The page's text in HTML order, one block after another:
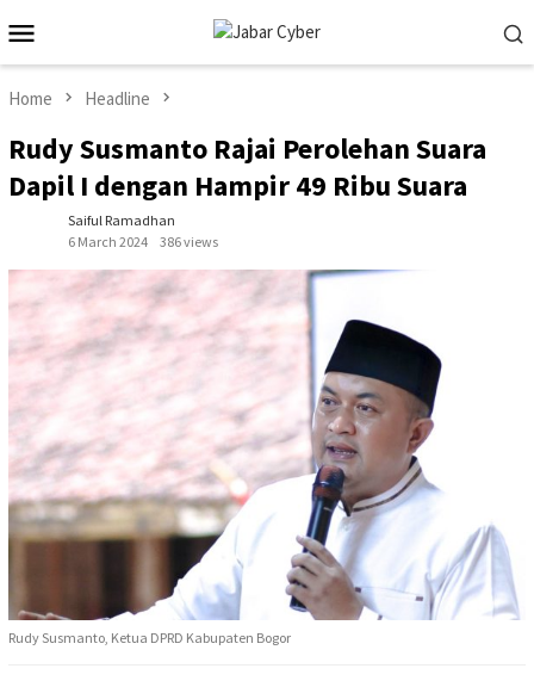
to
contentMenu
Home Headline
Rudy Susmanto Rajai Perolehan Suara
Dapil I dengan Hampir 49 Ribu Suara
Saiful Ramadhan
6 March 2024
386 views
Rudy Susmanto, Ketua DPRD Kabupaten Bogor